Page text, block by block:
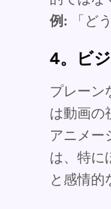
例: 「ど
4。ビ
プレーン
は動画の
アニメー
は、特に
と感情的